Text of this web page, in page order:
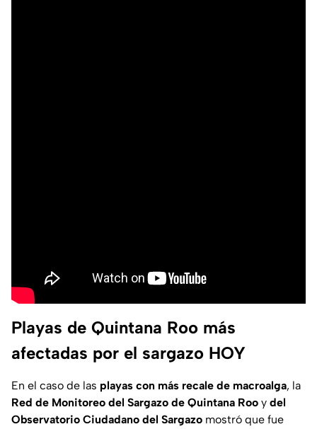
Playas de Quintana Roo más
afectadas por el sargazo HOY
En el caso de las playas con más recale de macroalga, la
Red de Monitoreo del Sargazo de Quintana Roo y del
Observatorio Ciudadano del Sargazo mostró que fue